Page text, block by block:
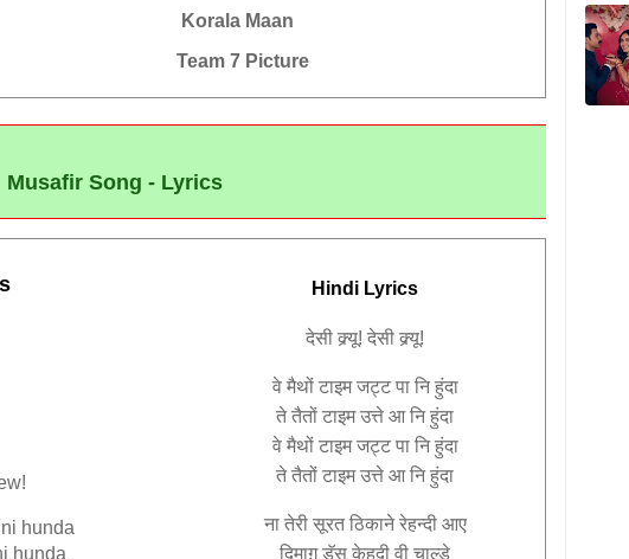
Korala Maan
Team 7 Picture
Musafir Song - Lyrics
Hindi Lyrics
hunda
hunda
देसी क्र्यू! देसी क्र्यू!
वे मैथों टाइम जट्ट पा नि हुंदा
ते तैतों टाइम उत्ते आ नि हुंदा
वे मैथों टाइम जट्ट पा नि हुंदा
ते तैतों टाइम उत्ते आ नि हुंदा
ना तेरी सूरत ठिकाने रेहन्दी आए
दिमाग़ डॅस केहदी वी चाल्ड़े